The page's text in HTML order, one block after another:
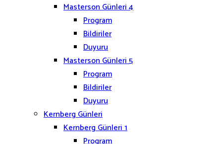
Masterson Günleri 4
Program
Bildiriler
Duyuru
Masterson Günleri 5
Program
Bildiriler
Duyuru
Kernberg Günleri
Kernberg Günleri 1
Program